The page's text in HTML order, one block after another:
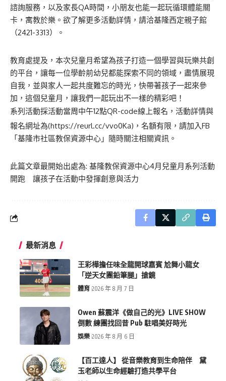
諮詢服務，以及家長QA時間，小朋友也能一起玩循環體能關
卡，寓教於樂。欲了解更多活動詳情，請洽基隆西定親子館
（2421-3313）。
教育處提及，本次兒童月希望為孩子打造一個學習與玩樂共創
的平台，讓每一位學齡前幼兒都能探索不同的領域，盡情展現
自我，並與家人一起共度難忘的時光，快帶著孩子一起來參
加，這個兒童月，讓我們一起玩出不一樣的精彩吧！
系列活動採活動當周中午12點QR-code線上報名，活動詳情與
報名網址為(https://reurl.cc/vvo0Ka)，名額有限，請加入FB
「基隆市社區教保資源中心」隨時關注相關資訊。
此篇文章最開始出處為: 基隆教保資源中心4月兒童月系列活動
開跑 讓孩子在活動中發揮創意與活力
最新消息
王彩樺擔任味全龍開球嘉賓 尬舞小龍女
「逆天女團鉛筆腿」搶鏡
體育 2026 年 8 月 7 日
Owen 蘇震洋《做自己的光》LIVE SHOW
倒數 練團找回昔 Pub 駐唱美好時光
娛樂 2026 年 8 月 6 日
【百工達人】 從音樂教育到生命陪伴 黛
玉老師以生命經驗打造共學平台